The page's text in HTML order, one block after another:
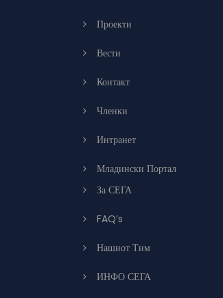
Проекти
Вести
Контакт
Членки
Интранет
Младински Портал
За СЕГА
FAQ’s
Нашиот Тим
ИНФО СЕГА